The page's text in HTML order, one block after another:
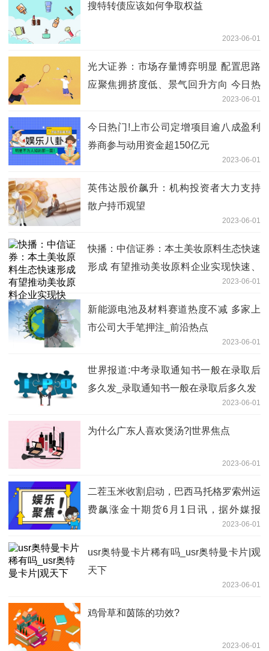
搜特转债应该如何争取权益
2023-06-01
光大证券：市场存量博弈明显 配置思路
应聚焦拥挤度低、景气回升方向 今日热
2023-06-01
今日热门!上市公司定增项目逾八成盈利
券商参与动用资金超150亿元
2023-06-01
英伟达股价飙升：机构投资者大力支持
散户持币观望
2023-06-01
快播：中信证券：本土美妆原料生态快速
形成 有望推动美妆原料企业实现快速、
2023-06-01
新能源电池及材料赛道热度不减 多家上
市公司大手笔押注_前沿热点
2023-06-01
世界报道:中考录取通知书一般在录取后
多久发_录取通知书一般在录取后多久发
2023-06-01
为什么广东人喜欢煲汤?|世界焦点
2023-06-01
二茬玉米收割启动，巴西马托格罗索州运
费飙涨金十期货6月1日讯，据外媒报
道，马托格罗索州是巴西最大的玉米产
区，截至上周末，该州二茬玉米收割率为
0.49%，去年同期为2.3%，五年均值为
2023-06-01
usr奥特曼卡片稀有吗_usr奥特曼卡片|观
天下
2023-06-01
鸡骨草和茵陈的功效?
2023-06-01